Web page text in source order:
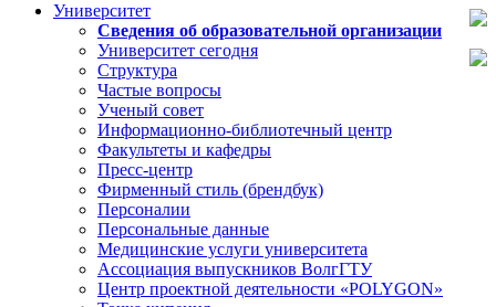
Университет
Сведения об образовательной организации
Университет сегодня
Структура
Частые вопросы
Ученый совет
Информационно-библиотечный центр
Факультеты и кафедры
Пресс-центр
Фирменный стиль (брендбук)
Персоналии
Персональные данные
Медицинские услуги университета
Ассоциация выпускников ВолгГТУ
Центр проектной деятельности «POLYGON»